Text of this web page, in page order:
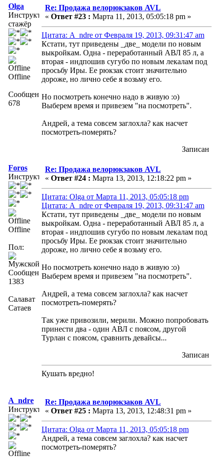
Olga
Инструктор-
стажёр
Offline
Сообщений:
678
Re: Продажа велорюкзаков AVL
« Ответ #23 : Марта 11, 2013, 05:05:18 pm »
Цитата: A_ndre от Февраля 19, 2013, 09:31:47 am
Кстати, тут приведены _две_ модели по новым
выкройкам. Одна - переработанный АВЛ 85 л, а
вторая - индпошив сугубо по новым лекалам под
просьбу Иры. Ее рюкзак стоит значительно
дороже, но лично себе я возьму его.
Но посмотреть конечно надо в живую :о)
Выберем время и привезем "на посмотреть".
Андрей, а тема совсем заглохла? как насчет
посмотреть-померять?
Записан
Foros
Инструктор
Offline
Пол:
Сообщений:
1383
Салават
Сатаев
Re: Продажа велорюкзаков AVL
« Ответ #24 : Марта 13, 2013, 12:18:22 pm »
Цитата: Olga от Марта 11, 2013, 05:05:18 pm
Цитата: A_ndre от Февраля 19, 2013, 09:31:47 am
Кстати, тут приведены _две_ модели по новым
выкройкам. Одна - переработанный АВЛ 85 л, а
вторая - индпошив сугубо по новым лекалам под
просьбу Иры. Ее рюкзак стоит значительно
дороже, но лично себе я возьму его.
Но посмотреть конечно надо в живую :о)
Выберем время и привезем "на посмотреть".
Андрей, а тема совсем заглохла? как насчет
посмотреть-померять?
Так уже привозили, мерили. Можно попробовать
принести два - один АВЛ с поясом, другой
Турлан с поясом, сравнить девайсы...
Записан
Кушать вредно!
A_ndre
Инструктор
Re: Продажа велорюкзаков AVL
« Ответ #25 : Марта 13, 2013, 12:48:31 pm »
Цитата: Olga от Марта 11, 2013, 05:05:18 pm
Андрей, а тема совсем заглохла? как насчет
посмотреть-померять?